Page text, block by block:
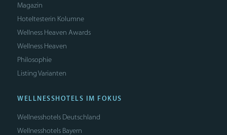
Magazin
Hoteltesterin Kolumne
Wellness Heaven Awards
Wellness Heaven
Philosophie
Listing Varianten
WELLNESSHOTELS IM FOKUS
Wellnesshotels Deutschland
Wellnesshotels Bayern